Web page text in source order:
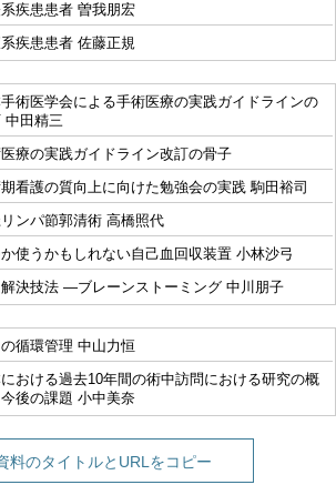
疾患患者 曽我朋宏
疾患患者 佐藤正規
手術医学会による手術医療の実践ガイドラインの
中田精三
療の実践ガイドライン改訂の骨子
看護の質向上に向けた勉強会の実践 駒田裕司
ンパ節郭清術 高橋照代
使うかもしれない自己血回収装置 小林沙弓
決技法 ―ブレーンストーミング 中川朋子
循環管理 中山力恒
における過去10年間の術中訪問における研究の概
後の課題 小中美奈
料のタイトルとURLをコピー